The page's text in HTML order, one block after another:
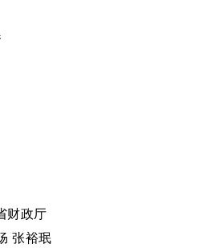
财政厅
张裕珉